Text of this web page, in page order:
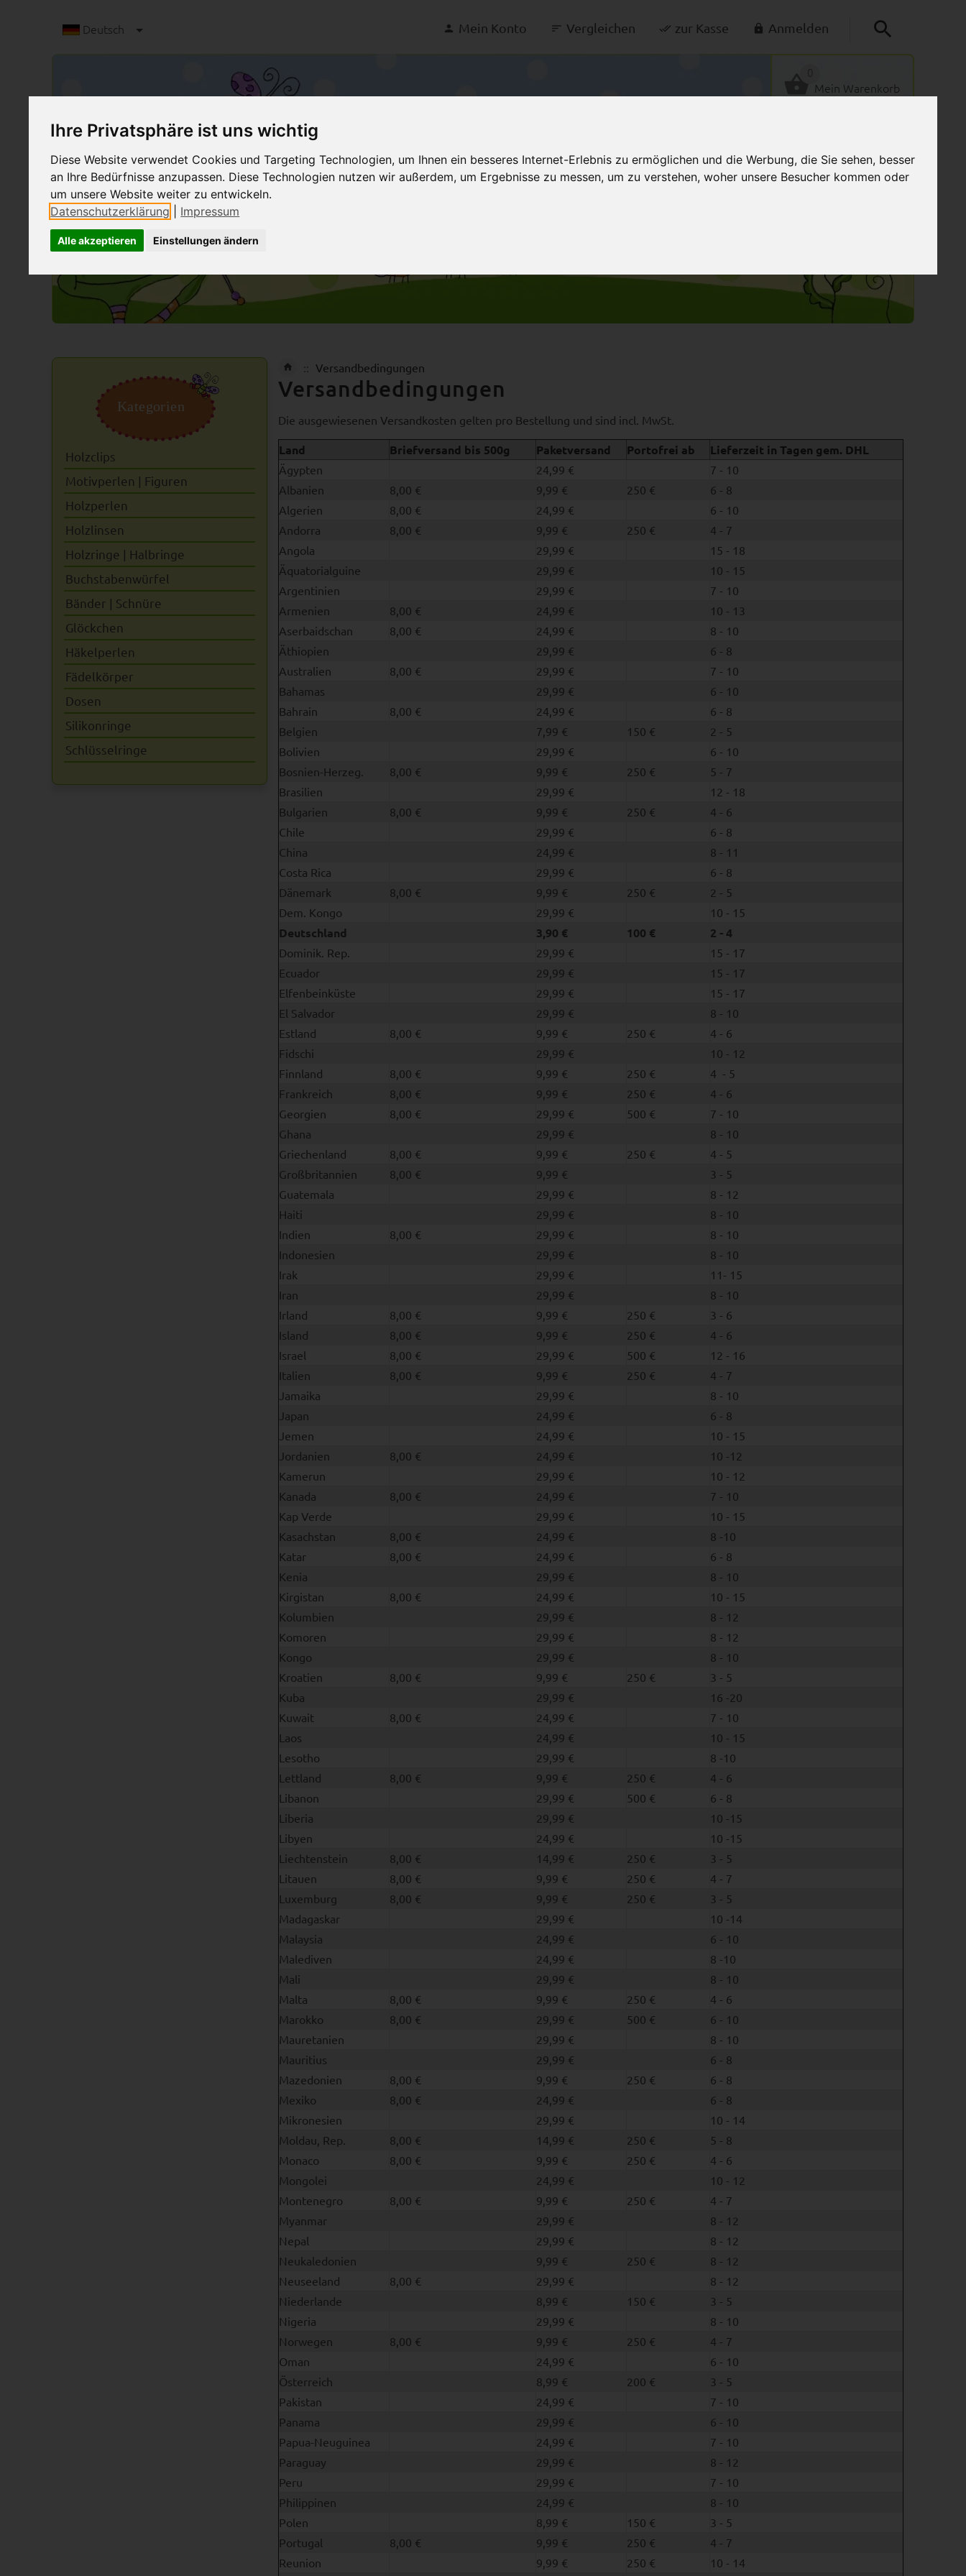
Ihre Privatsphäre ist uns wichtig
Diese Website verwendet Cookies und Targeting Technologien, um Ihnen ein besseres Internet-Erlebnis zu ermöglichen und die Werbung, die Sie sehen, besser
an Ihre Bedürfnisse anzupassen. Diese Technologien nutzen wir außerdem, um Ergebnisse zu messen, um zu verstehen, woher unsere Besucher kommen oder
um unsere Website weiter zu entwickeln.
Datenschutzerklärung
Impressum
Alle akzeptieren Einstellungen ändern
Deutsch Mein Konto Vergleichen zur Kasse Anmelden
Mein Warenkorb
Versandbedingungen
Versandbedingungen
Die ausgewiesenen Versandkosten gelten pro Bestellung und sind incl. MwSt.
Land Briefversand bis 500g Paketversand Portofrei ab Lieferzeit in Tagen gem. DHL
Ägypten 24,99 €
7 - 10
Albanien
8,00 € 9,99 € 250 €
6 - 8
Algerien
8,00 € 24,99 €
6 - 10
Andorra
8,00 € 9,99 € 250 €
4 - 7
Angola
29,99 €
15 - 18
Äquatorialguine
29,99 €
10 - 15
Argentinien
29,99 €
7 - 10
Armenien
8,00 € 24,99 €
10 - 13
Aserbaidschan
8,00 € 24,99 €
8 - 10
Äthiopien
29,99 €
6 - 8
Australien
8,00 € 29,99 €
7 - 10
Bahamas
29,99 €
6 - 10
Bahrain
8,00 € 24,99 €
6 - 8
Belgien
7,99 € 150 €
2 - 5
Bolivien
29,99 €
6 - 10
Bosnien-Herzeg.
8,00 € 9,99 € 250 €
5 - 7
Brasilien
29,99 €
12 - 18
Bulgarien
8,00 € 9,99 € 250 €
4 - 6
Chile
29,99 €
6 - 8
China
24,99 €
8 - 11
Costa Rica
29,99 €
6 - 8
Dänemark
8,00 € 9,99 € 250 €
2 - 5
Dem. Kongo
29,99 € 10 - 15
Deutschland 3,90 € 100 € 2 - 4
Dominik. Rep. 29,99 €
15 - 17
Ecuador
29,99 €
15 - 17
Elfenbeinküste
29,99 €
15 - 17
El Salvador
29,99 €
8 - 10
Estland
8,00 € 9,99 € 250 €
4 - 6
Fidschi
29,99 €
10 - 12
Finnland
8,00 € 9,99 € 250 €
4 - 5
Frankreich
8,00 € 9,99 € 250 €
4 - 6
Georgien
8,00 € 29,99 € 500 €
7 - 10
Ghana
29,99 €
8 - 10
Griechenland
8,00 € 9,99 € 250 €
4 - 5
Großbritannien
8,00 € 9,99 €
3 - 5
Guatemala
29,99 €
8 - 12
Haiti
29,99 €
8 - 10
Indien
8,00 € 29,99 €
8 - 10
Indonesien
29,99 €
8 - 10
Irak
29,99 €
11- 15
Iran
29,99 €
8 - 10
Irland
8,00 € 9,99 € 250 €
3 - 6
Island
8,00 € 9,99 € 250 €
4 - 6
Israel
8,00 € 29,99 € 500 €
12 - 16
Italien
8,00 € 9,99 € 250 €
4 - 7
Jamaika
29,99 €
8 - 10
Japan
24,99 €
6 - 8
Jemen
24,99 €
10 - 15
Jordanien
8,00 € 24,99 €
10 -12
Kamerun
29,99 €
10 - 12
Kanada
8,00 € 24,99 €
7 - 10
Kap Verde
29,99 €
10 - 15
Kasachstan
8,00 € 24,99 €
8 -10
Katar
8,00 € 24,99 €
6 - 8
Kenia
29,99 €
8 - 10
Kirgistan
8,00 € 24,99 €
10 - 15
Kolumbien
29,99 €
8 - 12
Komoren
29,99 €
8 - 12
Kongo
29,99 €
8 - 10
Kroatien
8,00 € 9,99 € 250 €
3 - 5
Kuba
29,99 €
16 -20
Kuwait
8,00 € 24,99 €
7 - 10
Laos
24,99 €
10 - 15
Lesotho
29,99 €
8 -10
Lettland
8,00 € 9,99 € 250 €
4 - 6
Libanon
29,99 € 500 €
6 - 8
Liberia
29,99 €
10 -15
Libyen
24,99 €
10 -15
Liechtenstein
8,00 € 14,99 € 250 €
3 - 5
Litauen
8,00 € 9,99 € 250 €
4 - 7
Luxemburg
8,00 € 9,99 € 250 €
3 - 5
Madagaskar
29,99 €
10 -14
Malaysia
24,99 €
6 - 10
Malediven
24,99 €
8 -10
Mali
29,99 €
8 - 10
Malta
8,00 € 9,99 € 250 €
4 - 6
Marokko
8,00 € 29,99 € 500 €
6 - 10
Mauretanien
29,99 €
8 - 10
Mauritius
29,99 €
6 - 8
Mazedonien
8,00 € 9,99 € 250 €
6 - 8
Mexiko
8,00 € 24,99 €
6 - 8
Mikronesien
29,99 €
10 - 14
Moldau, Rep.
8,00 € 14,99 € 250 €
5 - 8
Monaco
8,00 € 9,99 € 250 €
4 - 6
Mongolei
24,99 €
10 - 12
Montenegro
8,00 € 9,99 € 250 €
4 - 7
Myanmar
29,99 €
8 - 12
Nepal
29,99 €
8 - 12
Neukaledonien
9,99 € 250 €
8 - 12
Neuseeland
8,00 € 29,99 €
8 - 12
Niederlande
8,99 € 150 €
3 - 5
Nigeria
29,99 €
8 - 10
Norwegen
8,00 € 9,99 € 250 €
4 - 7
Oman
24,99 €
6 - 10
Österreich
8,99 € 200 €
3 - 5
Pakistan
24,99 €
7 - 10
Panama
29,99 €
6 - 10
Papua-Neuguinea
24,99 €
7 - 10
Paraguay
29,99 €
8 - 12
Peru
29,99 €
7 - 10
Philippinen
24,99 €
8 - 10
Polen
8,99 € 150 €
3 - 5
Portugal
8,00 € 9,99 € 250 €
4 - 7
Reunion
9,99 € 250 €
10 - 14
Kategorien
Holzclips
Motivperlen | Figuren
Holzperlen
Holzlinsen
Holzringe | Halbringe
Buchstabenwürfel
Bänder | Schnüre
Glöckchen
Häkelperlen
Fädelkörper
Dosen
Silikonringe
Schlüsselringe